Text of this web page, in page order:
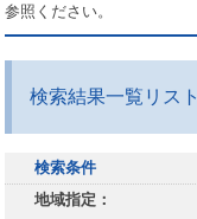
参照ください。
検索結果一覧リスト
検索条件
地域指定：